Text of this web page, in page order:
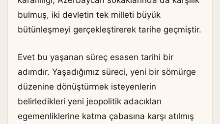
bulmuş, iki devletin tek milleti büyük
bütünleşmeyi gerçekleştirerek tarihe geçmiştir.
Evet bu yaşanan süreç esasen tarihi bir
adımdır. Yaşadığımız süreci, yeni bir sömürge
düzenine dönüştürmek isteyenlerin
belirledikleri yeni jeopolitik adacıkları
egemenliklerine katma çabasına karşı atılmış